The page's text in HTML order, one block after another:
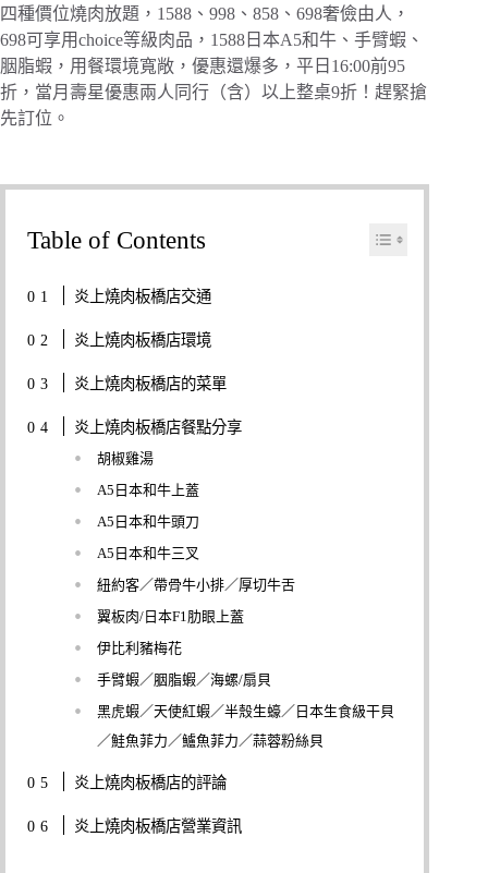
四種價位燒肉放題，1588、998、858、698奢儉由人，
698可享用choice等級肉品，1588日本A5和牛、手臂蝦、
胭脂蝦，用餐環境寬敞，優惠還爆多，平日16:00前95
折，當月壽星優惠兩人同行（含）以上整桌9折！趕緊搶
先訂位。
Table of Contents
炎上燒肉板橋店交通
炎上燒肉板橋店環境
炎上燒肉板橋店的菜單
炎上燒肉板橋店餐點分享
胡椒雞湯
A5日本和牛上蓋
A5日本和牛頭刀
A5日本和牛三叉
紐約客／帶骨牛小排／厚切牛舌
翼板肉/日本F1肋眼上蓋
伊比利豬梅花
手臂蝦／胭脂蝦／海螺/扇貝
黑虎蝦／天使紅蝦／半殼生蠔／日本生食級干貝
／鮭魚菲力／鱸魚菲力／蒜蓉粉絲貝
炎上燒肉板橋店的評論
炎上燒肉板橋店營業資訊